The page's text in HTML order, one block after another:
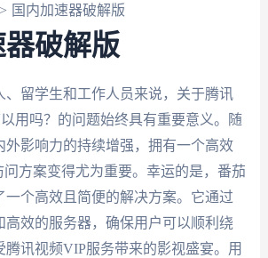
国内加速器破解版
器破解版
、留学生和工作人员来说，关于腾讯
用吗？的问题始终具有重要意义。随
外影响力的持续增强，拥有一个高效
问方案变得尤为重要。幸运的是，番茄
一个高效且简便的解决方案。它通过
高效的服务器，确保用户可以顺利绕
腾讯视频VIP服务带来的影视盛宴。用